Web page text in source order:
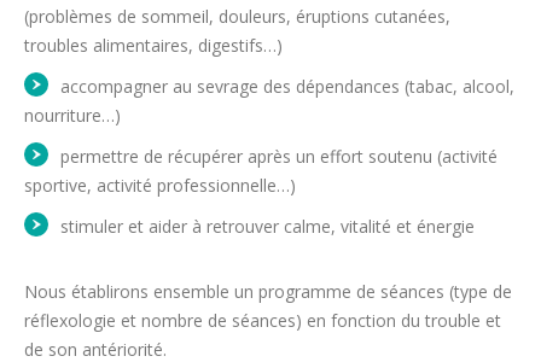
(problèmes de sommeil, douleurs, éruptions cutanées,
troubles alimentaires, digestifs…)
accompagner au sevrage des dépendances (tabac, alcool,
nourriture…)
permettre de récupérer après un effort soutenu (activité
sportive, activité professionnelle…)
stimuler et aider à retrouver calme, vitalité et énergie
Nous établirons ensemble un programme de séances (type de
réflexologie et nombre de séances) en fonction du trouble et
de son antériorité.